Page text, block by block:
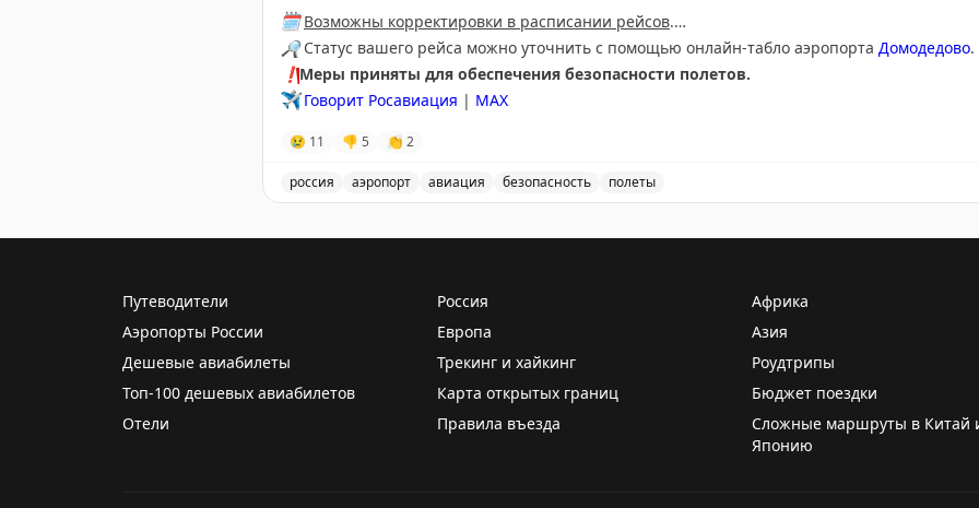
🗓 Возможны корректировки в расписании рейсов.
❗️Меры приняты для обеспечения безопасности полетов.
🔎Статус вашего рейса можно уточнить с помощью онлайн-табло аэропорта Домодедово.
✈️ Говорит Росавиация | МАХ
😢 11 👎 5 👏 2
россия аэропорт авиация безопасность полеты
Путеводители Россия Африка
Аэропорты России
Европа Азия
Дешевые авиабилеты
Трекинг и хайкинг Роудтрипы
Топ-100 дешевых авиабилетов
Карта открытых границ Бюджет поездки
Отели
Правила въезда
Сложные маршруты в Китай
Японию